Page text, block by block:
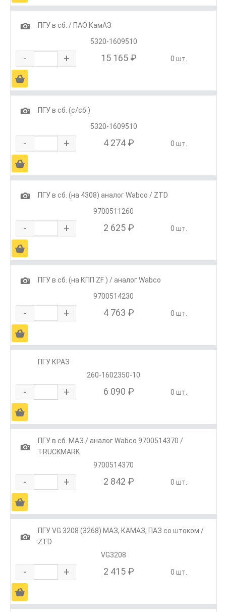
1
ПГУ в сб. / ПАО КамАЗ
5320-1609510
- + 15 165 ₽ 0 шт.
Ä
1
ПГУ в сб. (с/сб.)
5320-1609510
- + 4 274 ₽ 0 шт.
Ä
1
ПГУ в сб. (на 4308) аналог Wabco / ZTD
9700511260
- + 2 625 ₽ 0 шт.
Ä
1
ПГУ в сб. (на КПП ZF ) / аналог Wabco
9700514230
- + 4 763 ₽ 0 шт.
Ä
ПГУ КРАЗ
260-1602350-10
- + 6 090 ₽ 0 шт.
Ä
1
ПГУ в сб. МАЗ / аналог Wabco 9700514370 /
TRUCKMARK
9700514370
- + 2 842 ₽ 0 шт.
Ä
1
ПГУ VG 3208 (3268) МАЗ, КАМАЗ, ПАЗ со штоком /
ZTD
VG3208
- + 2 415 ₽ 0 шт.
Ä